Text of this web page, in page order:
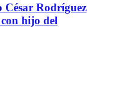
Rodríguez
hijo del